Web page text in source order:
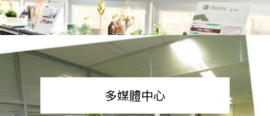
多媒體中心